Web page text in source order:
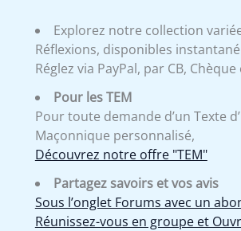
Explorez notre collection
Réflexions, disponibles
Réglez via PayPal, par CB,
Pour les TEM
Pour toute demande d’un Texte
Maçonnique personnalisé,
Découvrez notre offre "TEM"
Partagez savoirs et vos avis
Sous l’onglet Forums avec un
Réunissez-vous en groupe et